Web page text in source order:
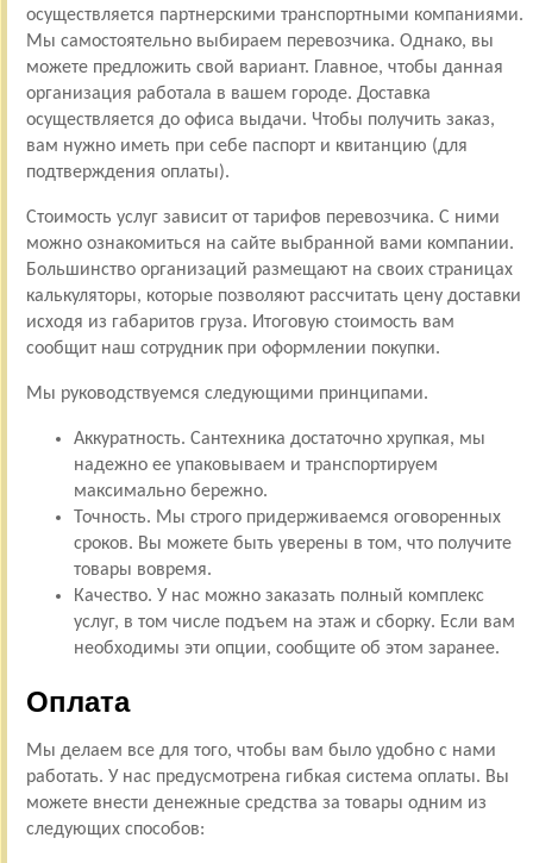
осуществляется партнерскими транспортными компаниями.
Мы самостоятельно выбираем перевозчика. Однако, вы
можете предложить свой вариант. Главное, чтобы данная
организация работала в вашем городе. Доставка
осуществляется до офиса выдачи. Чтобы получить заказ,
вам нужно иметь при себе паспорт и квитанцию (для
подтверждения оплаты).
Стоимость услуг зависит от тарифов перевозчика. С ними
можно ознакомиться на сайте выбранной вами компании.
Большинство организаций размещают на своих страницах
калькуляторы, которые позволяют рассчитать цену доставки
исходя из габаритов груза. Итоговую стоимость вам
сообщит наш сотрудник при оформлении покупки.
Мы руководствуемся следующими принципами.
Аккуратность. Сантехника достаточно хрупкая, мы
надежно ее упаковываем и транспортируем
максимально бережно.
Точность. Мы строго придерживаемся оговоренных
сроков. Вы можете быть уверены в том, что получите
товары вовремя.
Качество. У нас можно заказать полный комплекс
услуг, в том числе подъем на этаж и сборку. Если вам
необходимы эти опции, сообщите об этом заранее.
Оплата
Мы делаем все для того, чтобы вам было удобно с нами
работать. У нас предусмотрена гибкая система оплаты. Вы
можете внести денежные средства за товары одним из
следующих способов: